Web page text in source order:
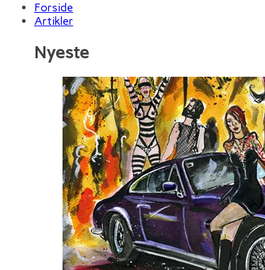
Forside
Artikler
Nyeste